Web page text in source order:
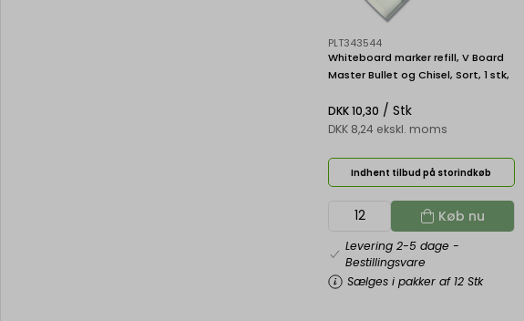
PLT343544
Whiteboard marker refill, V Board
Master Bullet og Chisel, Sort, 1 stk,
DKK 10,30 / Stk
DKK 8,24 ekskl. moms
Indhent tilbud på storindkøb
Køb nu
Levering 2-5 dage-
Bestillingsvare
Sælges i pakker af 12 Stk